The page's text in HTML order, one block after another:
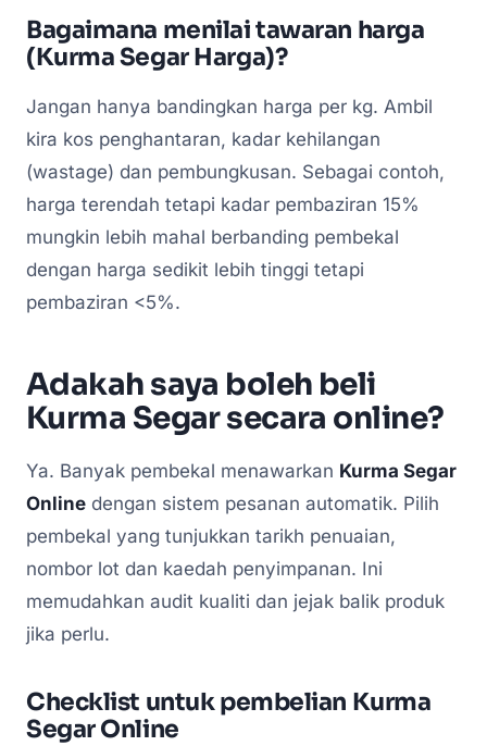
Bagaimana menilai tawaran harga
(Kurma Segar Harga)?
Jangan hanya bandingkan harga per kg. Ambil
kira kos penghantaran, kadar kehilangan
(wastage) dan pembungkusan. Sebagai contoh,
harga terendah tetapi kadar pembaziran 15%
mungkin lebih mahal berbanding pembekal
dengan harga sedikit lebih tinggi tetapi
pembaziran <5%.
Adakah saya boleh beli
Kurma Segar secara online?
Ya. Banyak pembekal menawarkan Kurma Segar
Online dengan sistem pesanan automatik. Pilih
pembekal yang tunjukkan tarikh penuaian,
nombor lot dan kaedah penyimpanan. Ini
memudahkan audit kualiti dan jejak balik produk
jika perlu.
Checklist untuk pembelian Kurma
Segar Online